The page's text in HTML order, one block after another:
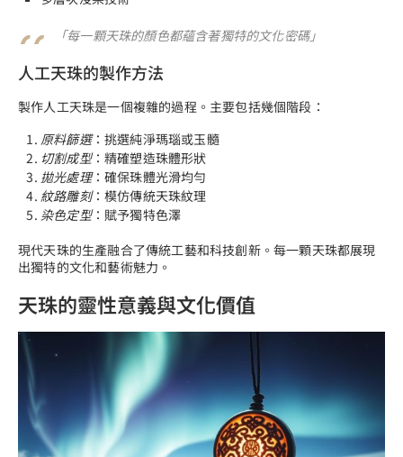
「每一顆天珠的顏色都蘊含著獨特的文化密碼」
人工天珠的製作方法
製作人工天珠是一個複雜的過程。主要包括幾個階段：
原料篩選：挑選純淨瑪瑙或玉髓
切割成型：精確塑造珠體形狀
拋光處理：確保珠體光滑均勻
紋路雕刻：模仿傳統天珠紋理
染色定型：賦予獨特色澤
現代天珠的生產融合了傳統工藝和科技創新。每一顆天珠都展現
出獨特的文化和藝術魅力。
天珠的靈性意義與文化價值